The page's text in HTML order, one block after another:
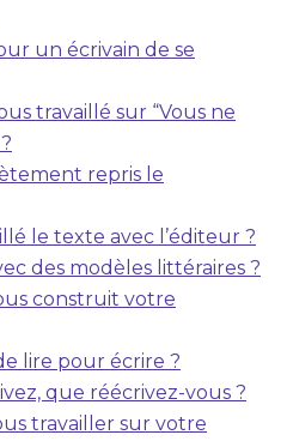
un écrivain de se
travaillé sur “Vous ne
repris le
le texte avec l’éditeur ?
des modèles littéraires ?
construit votre
lire pour écrire ?
que réécrivez-vous ?
travailler sur votre